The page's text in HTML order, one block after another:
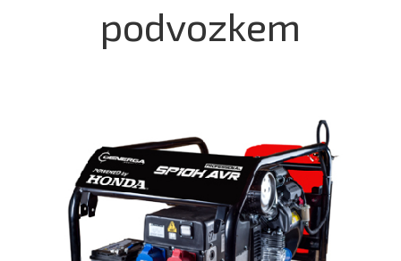
podvozkem